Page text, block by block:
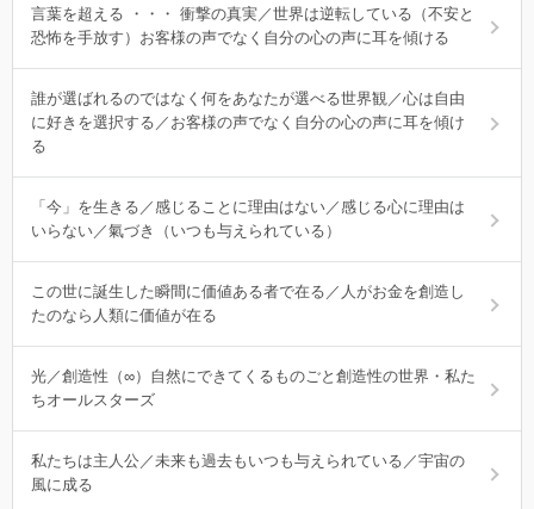
言葉を超える ・・・ 衝撃の真実／世界は逆転している（不安と
恐怖を手放す）お客様の声でなく自分の心の声に耳を傾ける
誰が選ばれるのではなく何をあなたが選べる世界観／心は自由
に好きを選択する／お客様の声でなく自分の心の声に耳を傾け
る
「今」を生きる／感じることに理由はない／感じる心に理由は
いらない／氣づき（いつも与えられている）
この世に誕生した瞬間に価値ある者で在る／人がお金を創造し
たのなら人類に価値が在る
光／創造性（∞）自然にできてくるものごと創造性の世界・私た
ちオールスターズ
私たちは主人公／未来も過去もいつも与えられている／宇宙の
風に成る